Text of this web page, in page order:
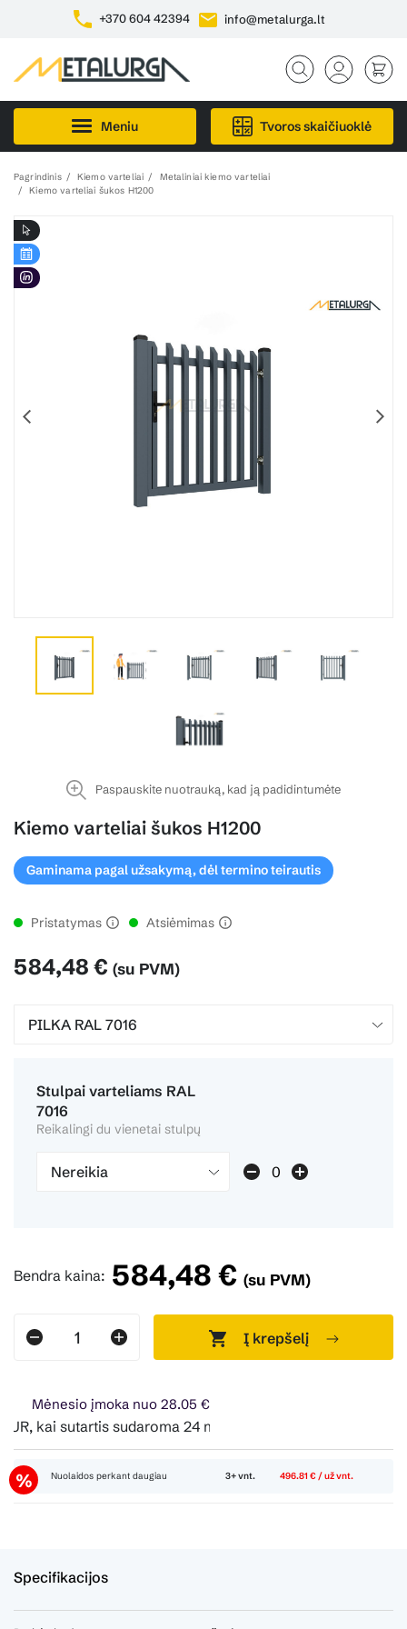
+370 604 42394 info@metalurga.lt
Meniu Tvoros skaičiuoklė
Pagrindinis Kiemo varteliai
Metaliniai kiemo varteliai
Kiemo varteliai šukos H1200
Paspauskite nuotrauką, kad ją padidintumėte
Kiemo varteliai šukos H1200
Gaminama pagal užsakymą, dėl termino teirautis
Pristatymas Atsiėmimas
584,48 € (su PVM)
Stulpai varteliams RAL
7016
Reikalingi du vienetai stulpų
Nereikia
Bendra kaina: 584,48 € (su PVM)
Į krepšelį
Mėnesio įmoka nuo 28.05 €
sutartis sudaroma 24 mėn. terminui, metinė palūkanų
Nuolaidos perkant daugiau 3+ vnt. 496.81 € / už vnt.
Specifikacijos